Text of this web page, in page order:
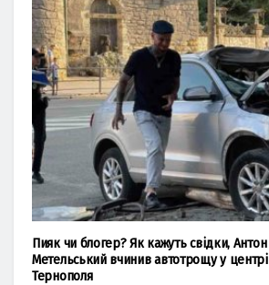
Пияк чи блогер? Як кажуть свідки, Антон
Метельський вчинив автотрощу у центрі
Тернополя